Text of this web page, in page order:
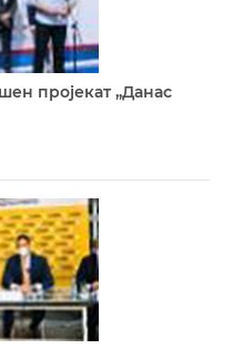
пројекат „Данас